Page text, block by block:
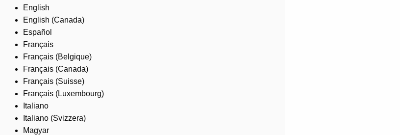
English
English (Canada)
Español
Français
Français (Belgique)
Français (Canada)
Français (Suisse)
Français (Luxembourg)
Italiano
Italiano (Svizzera)
Magyar